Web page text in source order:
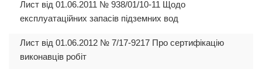
Лист від 01.06.2011 № 938/01/10-11 Щодо
експлуатаційних запасів підземних вод
Лист від 01.06.2012 № 7/17-9217 Про сертифікацію
виконавців робіт